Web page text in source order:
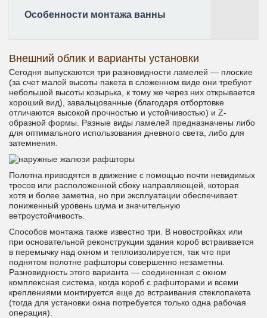
Особенности монтажа ванны
Внешний облик и варианты установки
Сегодня выпускаются три разновидности ламелей — плоские
(за счет малой высоты пакета в сложенном виде они требуют
небольшой высоты козырька, к тому же через них открывается
хороший вид), завальцованные (благодаря отбортовке
отличаются высокой прочностью и устойчивостью) и Z-
образной формы. Разные виды ламелей предназначены либо
для оптимального использования дневного света, либо для
затемнения.
Полотна приводятся в движение с помощью почти невидимых
тросов или расположенной сбоку направляющей, которая
хотя и более заметна, но при эксплуатации обеспечивает
пониженный уровень шума и значительную
ветроустойчивость.
Способов монтажа также известно три. В новостройках или
при основательной реконструкции здания короб встраивается
в перемычку над окном и теплоизолируется, так что при
поднятом полотне рафшторы совершенно незаметны.
Разновидность этого варианта — соединенная с окном
комплексная система, когда короб с рафшторами и всеми
креплениями монтируется еще до встраивания стеклопакета
(тогда для установки окна потребуется только одна рабочая
операция).